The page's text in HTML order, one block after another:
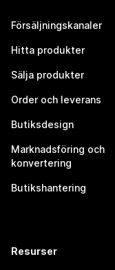
Försäljningskanaler
Hitta produkter
Sälja produkter
Order och leverans
Butiksdesign
Marknadsföring och
konvertering
Butikshantering
Resurser